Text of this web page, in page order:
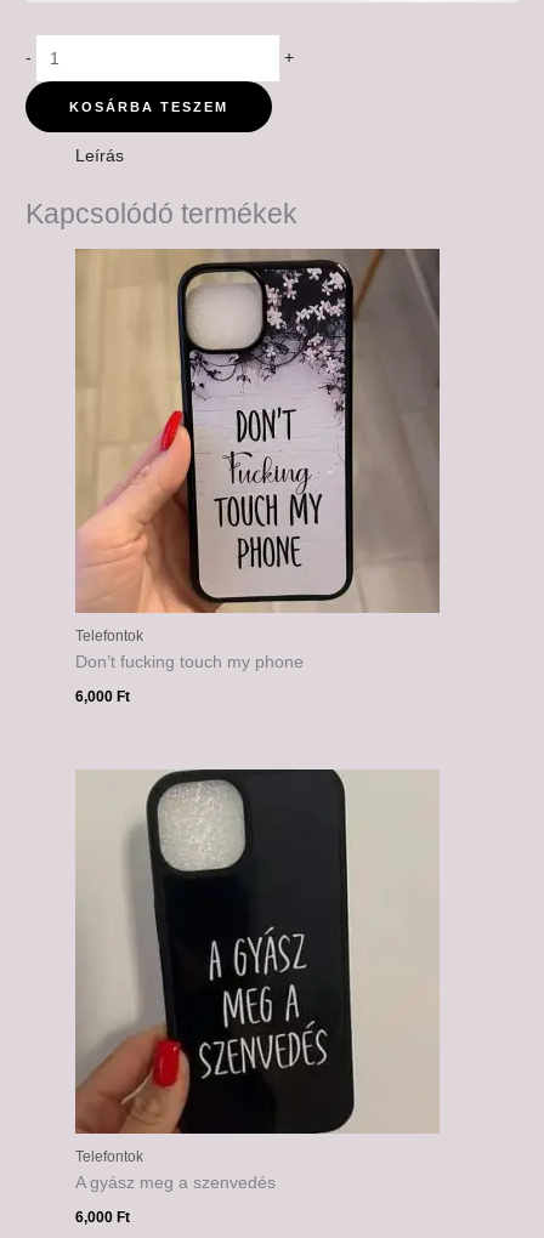
- +
KOSÁRBA TESZEM
Leírás
Kapcsolódó termékek
Telefontok
Don’t fucking touch my phone
6,000 Ft
Telefontok
A gyász meg a szenvedés
6,000Ft